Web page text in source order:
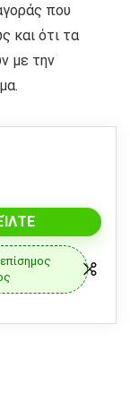
που
και ότι τα
με την